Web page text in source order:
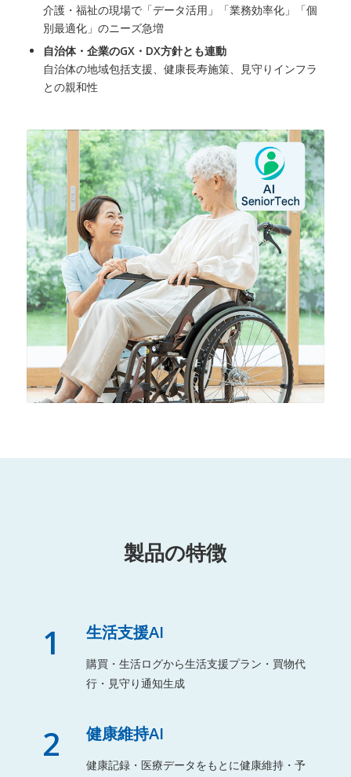
介護・福祉の現場で「データ活用」「業務効率化」「個
別最適化」のニーズ急増
自治体・企業のGX・DX方針とも連動
自治体の地域包括支援、健康長寿施策、見守りインフラ
との親和性
製品の特徴
1 生活支援AI
購買・生活ログから生活支援プラン・買物代
行・見守り通知生成
2 健康維持AI
健康記録・医療データをもとに健康維持・予